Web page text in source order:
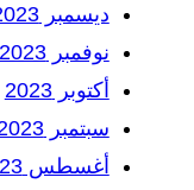
ديسمبر 2023
نوفمبر 2023
أكتوبر 2023
سبتمبر 2023
أغسطس 2023